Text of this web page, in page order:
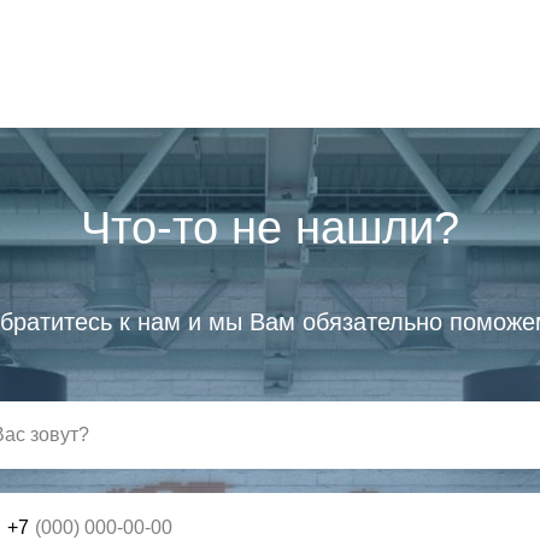
Что-то не нашли?
к нам и мы Вам обязательно
+7